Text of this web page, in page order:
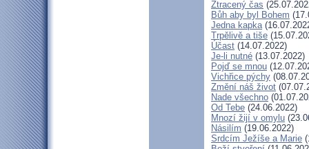
Ztracený čas
Bůh aby byl Bohem
Jedna kapka
Trpělivě a tiše
Účast (14.07.2022)
Je-li nutné (13.07.2022)
Pojď se mnou
Vichřice pýchy
Změní náš život
Nade všechno
Od Tebe (24.06.2022)
Mnozí žijí v omylu
Násilím (19.06.2022)
Srdcím Ježíše a Marie